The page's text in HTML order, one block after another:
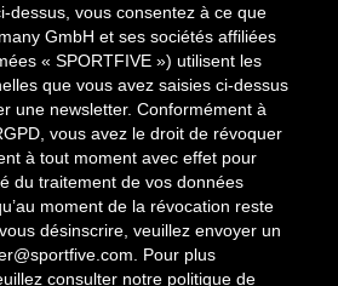
dessus, vous consentez à ce que
GmbH et ses sociétés affiliées
« SPORTFIVE ») utilisent les
que vous avez saisies ci-dessus
une newsletter. Conformément à
vous avez le droit de révoquer
à tout moment avec effet pour
du traitement de vos données
moment de la révocation reste
désinscrire, veuillez envoyer un
. Pour plus
consulter notre politique de